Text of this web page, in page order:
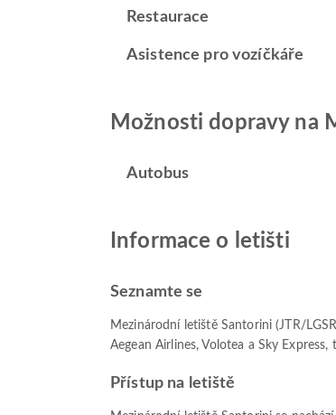
Restaurace
Asistence pro vozíčkáře
Možnosti dopravy na
Autobus
Informace o letišti
Seznamte se
Mezinárodní letiště Santorini (JTR/
Aegean Airlines, Volotea a Sky
Přístup na letiště